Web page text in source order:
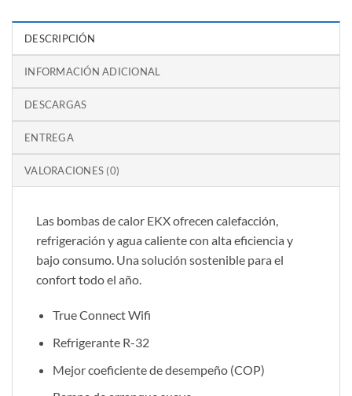
DESCRIPCIÓN
INFORMACIÓN ADICIONAL
DESCARGAS
ENTREGA
VALORACIONES (0)
Las bombas de calor EKX ofrecen calefacción,
refrigeración y agua caliente con alta eficiencia y
bajo consumo. Una solución sostenible para el
confort todo el año.
True Connect Wifi
Refrigerante R-32
Mejor coeficiente de desempeño (COP)